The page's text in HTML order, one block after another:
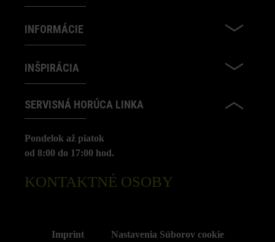
INFORMÁCIE
INŠPIRÁCIA
SERVISNÁ HORÚCA LINKA
Pondelok až piatok
od 8:00 do 17:00 hod.
KONTAKTNÉ OSOBY
Imprint Nastavenia Súborov cookie